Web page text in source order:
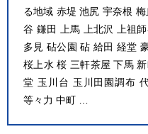
る地域 赤堤 池尻 宇奈根
谷 鎌田 上馬 上北沢 上祖
多見 砧公園 砧 給田 経堂
桜上水 桜 三軒茶屋 下馬
堂 玉川台 玉川田園調布
等々力 中町 …